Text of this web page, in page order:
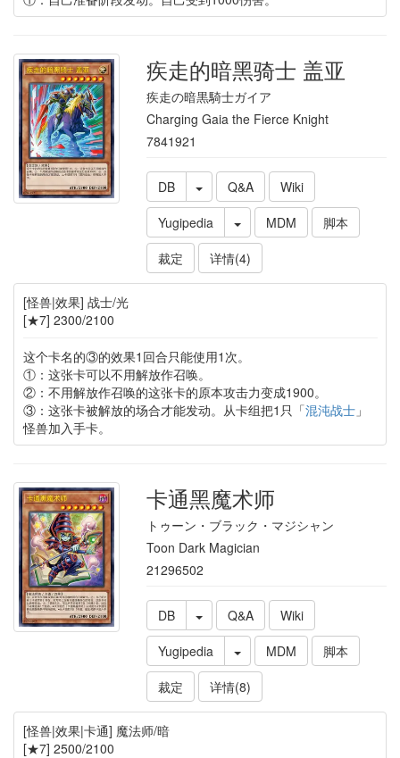
疾走的暗黑骑士 盖亚
疾走の暗黒騎士ガイア
Charging Gaia the Fierce Knight
7841921
DB Q&A
Wiki
Yugipedia
MDM
脚本
裁定
详情(4)
[怪兽|效果] 战士/光
[★7] 2300/2100
这个卡名的③的效果1回合只能使用1次。
①：这张卡可以不用解放作召唤。
②：不用解放作召唤的这张卡的原本攻击力变成1900。
③：这张卡被解放的场合才能发动。从卡组把1只「混沌战士」
怪兽加入手卡。
卡通黑魔术师
トゥーン・ブラック・マジシャン
Toon Dark Magician
21296502
DB Q&A
Wiki
Yugipedia
MDM
脚本
裁定
详情(8)
[怪兽|效果|卡通] 魔法师/暗
[★7] 2500/2100